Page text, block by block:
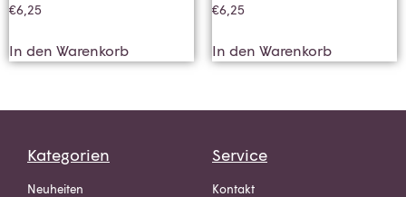
€6,25
In den Warenkorb
€6,25
In den Warenkorb
Kategorien
Neuheiten
Service
Kontakt